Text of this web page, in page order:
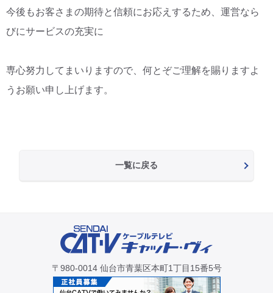
今後もお客さまの期待と信頼にお応えするため、運営なら
びにサービスの充実に
専心努力してまいりますので、何とぞご理解を賜りますよ
うお願い申し上げます。
一覧に戻る
〒980-0014 仙台市青葉区本町1丁目15番5号